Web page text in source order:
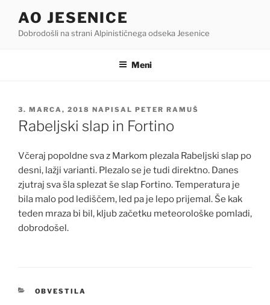
vsebino
AO JESENICE
Dobrodošli na strani Alpinističnega odseka Jesenice
Meni
OBJAVLJENO
DNE
3. MARCA, 2018 NAPISAL PETER RAMUŠ
Rabeljski slap in Fortino
Včeraj popoldne sva z Markom plezala Rabeljski slap po
desni, lažji varianti. Plezalo se je tudi direktno. Danes
zjutraj sva šla splezat še slap Fortino. Temperatura je
bila malo pod lediščem, led pa je lepo prijemal. Še kak
teden mraza bi bil, kljub začetku meteorološke pomladi,
dobrodošel.
KATEGORIJE
OBVESTILA